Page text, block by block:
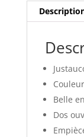
Belle
Dos